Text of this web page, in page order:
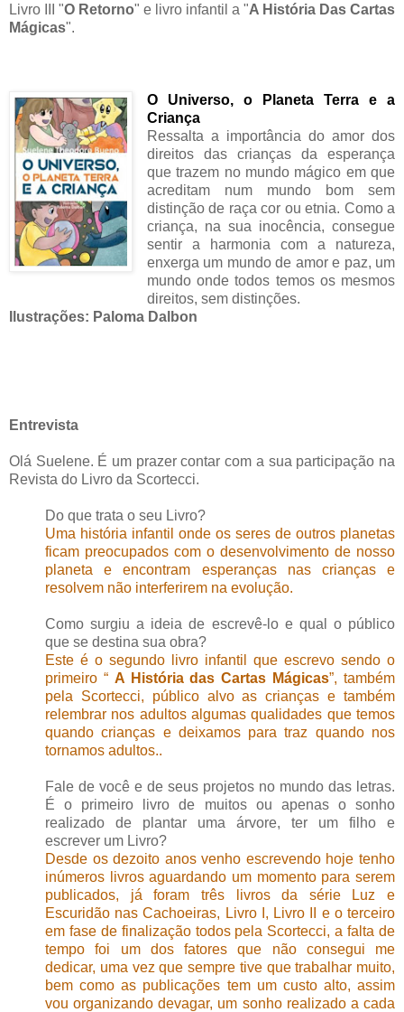
Livro III "O Retorno" e livro infantil a "A História Das Cartas
Mágicas".
O Universo, o Planeta Terra e a
Criança
Ressalta a importância do amor dos
direitos das crianças da esperança
que trazem no mundo mágico em que
acreditam num mundo bom sem
distinção de raça cor ou etnia. Como a
criança, na sua inocência, consegue
sentir a harmonia com a natureza,
enxerga um mundo de amor e paz, um
mundo onde todos temos os mesmos
direitos, sem distinções.
Ilustrações: Paloma Dalbon
Entrevista
Olá Suelene. É um prazer contar com a sua participação na
Revista do Livro da Scortecci.
Do que trata o seu Livro?
Uma história infantil onde os seres de outros planetas
ficam preocupados com o desenvolvimento de nosso
planeta e encontram esperanças nas crianças e
resolvem não interferirem na evolução.
Como surgiu a ideia de escrevê-lo e qual o público
que se destina sua obra?
Este é o segundo livro infantil que escrevo sendo o
primeiro “ A História das Cartas Mágicas”, também
pela Scortecci, público alvo as crianças e também
relembrar nos adultos algumas qualidades que temos
quando crianças e deixamos para traz quando nos
tornamos adultos..
Fale de você e de seus projetos no mundo das letras.
É o primeiro livro de muitos ou apenas o sonho
realizado de plantar uma árvore, ter um filho e
escrever um Livro?
Desde os dezoito anos venho escrevendo hoje tenho
inúmeros livros aguardando um momento para serem
publicados, já foram três livros da série Luz e
Escuridão nas Cachoeiras, Livro I, Livro II e o terceiro
em fase de finalização todos pela Scortecci, a falta de
tempo foi um dos fatores que não consegui me
dedicar, uma vez que sempre tive que trabalhar muito,
bem como as publicações tem um custo alto, assim
vou organizando devagar, um sonho realizado a cada